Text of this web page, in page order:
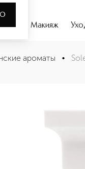
Макияж
ароматы •